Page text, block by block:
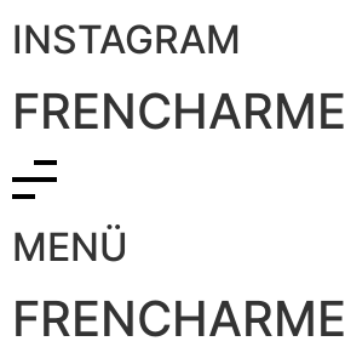
INSTAGRAM
FRENCHARME
MENÜ
FRENCHARME